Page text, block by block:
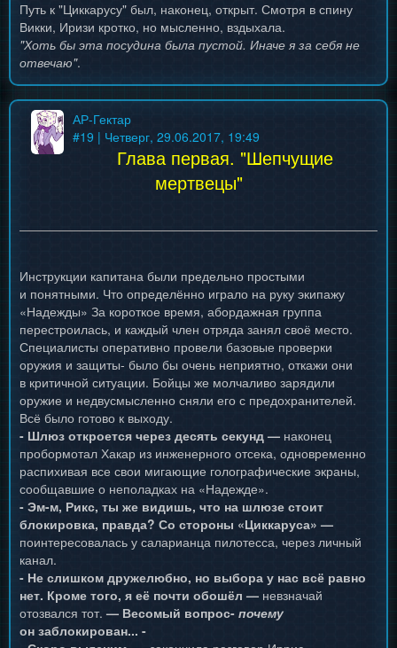
Путь к "Циккарусу" был, наконец, открыт. Смотря в спину
Викки, Иризи кротко, но мысленно, вздыхала.
"Хоть бы эта посудина была пустой. Иначе я за себя не
отвечаю".
АР-Гектар
#19 | Четверг, 29.06.2017, 19:49
Глава первая. "Шепчущие
мертвецы"
Инструкции капитана были предельно простыми
и понятными. Что определённо играло на руку экипажу
«Надежды» За короткое время, абордажная группа
перестроилась, и каждый член отряда занял своё место.
Специалисты оперативно провели базовые проверки
оружия и защиты- было бы очень неприятно, откажи они
в критичной ситуации. Бойцы же молчаливо зарядили
оружие и недвусмысленно сняли его с предохранителей.
Всё было готово к выходу.
- Шлюз откроется через десять секунд — наконец
пробормотал Хакар из инженерного отсека, одновременно
распихивая все свои мигающие голографические экраны,
сообщавшие о неполадках на «Надежде».
- Эм-м, Рикс, ты же видишь, что на шлюзе стоит
блокировка, правда? Со стороны «Циккаруса» —
поинтересовалась у саларианца пилотесса, через личный
канал.
- Не слишком дружелюбно, но выбора у нас всё равно
нет. Кроме того, я её почти обошёл — невзначай
отозвался тот. — Весомый вопрос- почему
он заблокирован... -